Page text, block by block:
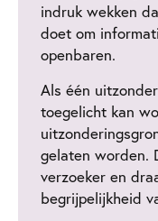
indruk wekken
doet om
openbaren.
Als één
toegelicht kan
gelaten worden.
verzoeker en
begrijpelijkheid